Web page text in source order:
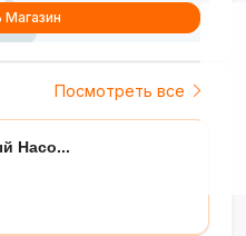
Посмотреть все
Насо...